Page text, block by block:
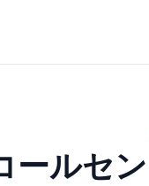
ールセン